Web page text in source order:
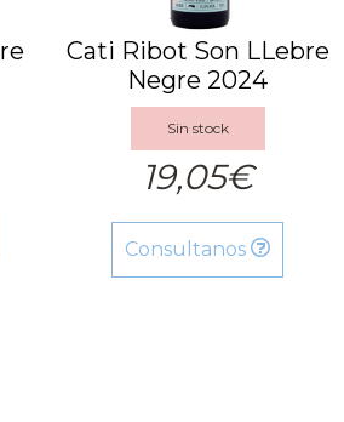
Cati Ribot Son LLebre
Negre 2024
Sin stock
19,05€
Consultanos